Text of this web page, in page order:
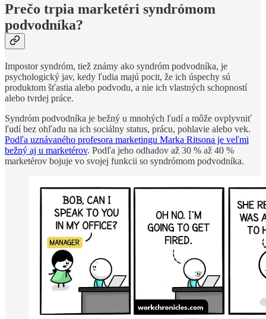
Prečo trpia marketéri syndrómom
podvodníka?
Impostor syndróm, tiež známy ako syndróm podvodníka, je
psychologický jav, kedy ľudia majú pocit, že ich úspechy sú
produktom šťastia alebo podvodu, a nie ich vlastných schopností
alebo tvrdej práce.
Syndróm podvodníka je bežný u mnohých ľudí a môže ovplyvniť
ľudí bez ohľadu na ich sociálny status, prácu, pohlavie alebo vek.
Podľa uznávaného profesora marketingu Marka Ritsona je veľmi
bežný aj u marketérov. Podľa jeho odhadov až 30 % až 40 %
marketérov bojuje vo svojej funkcii so syndrómom podvodníka.